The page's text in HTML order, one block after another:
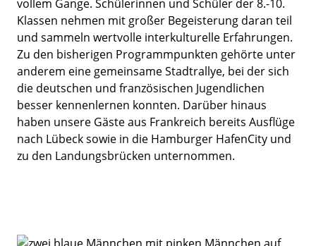
vollem Gange. Schülerinnen und Schüler der 8.-10.
Klassen nehmen mit großer Begeisterung daran teil
und sammeln wertvolle interkulturelle Erfahrungen.
Zu den bisherigen Programmpunkten gehörte unter
anderem eine gemeinsame Stadtrallye, bei der sich
die deutschen und französischen Jugendlichen
besser kennenlernen konnten. Darüber hinaus
haben unsere Gäste aus Frankreich bereits Ausflüge
nach Lübeck sowie in die Hamburger HafenCity und
zu den Landungsbrücken unternommen.